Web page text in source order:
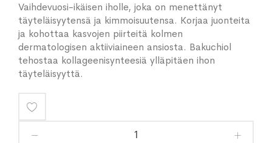
Vaihdevuosi-ikäisen iholle, joka on menettänyt
täyteläisyytensä ja kimmoisuutensa. Korjaa juonteita
ja kohottaa kasvojen piirteitä kolmen
dermatologisen aktiiviaineen ansiosta. Bakuchiol
tehostaa kollageenisynteesiä ylläpitäen ihon
täyteläisyyttä.
toivelistaan